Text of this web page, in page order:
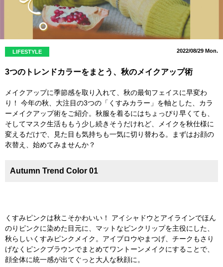
LIFESTYLE 2022/08/29 Mon.
3つのトレンドカラーをまとう、秋のメイクアップ術
メイクアップに季節感を取り入れて、秋の最旬フェイスに早変わ
り！ 今年の秋、大注目の3つの「くすみカラー」を軸とした、カラ
ーメイクアップ術をご紹介。秋服を着るにはちょっぴり早くても、
そしてマスク生活ももう少し続きそうだけれど、メイクを秋仕様に
変えるだけで、見た目も気持ちも一気に切り替わる。まずはお顔の
衣替え、始めてみませんか？
Autumn Trend Color 01
くすみピンクは秋こそかわいい！ アイシャドウとアイラインでほん
のりピンクに染めた目元に、マットなピンクリップを主役にした、
秋らしいくすみピンクメイク。アイブロウやまつげ、チークもさり
げなくピンクブラウンでまとめてワントーンメイクにすることで、
顔全体に統一感が出てぐっと大人な秋顔に。